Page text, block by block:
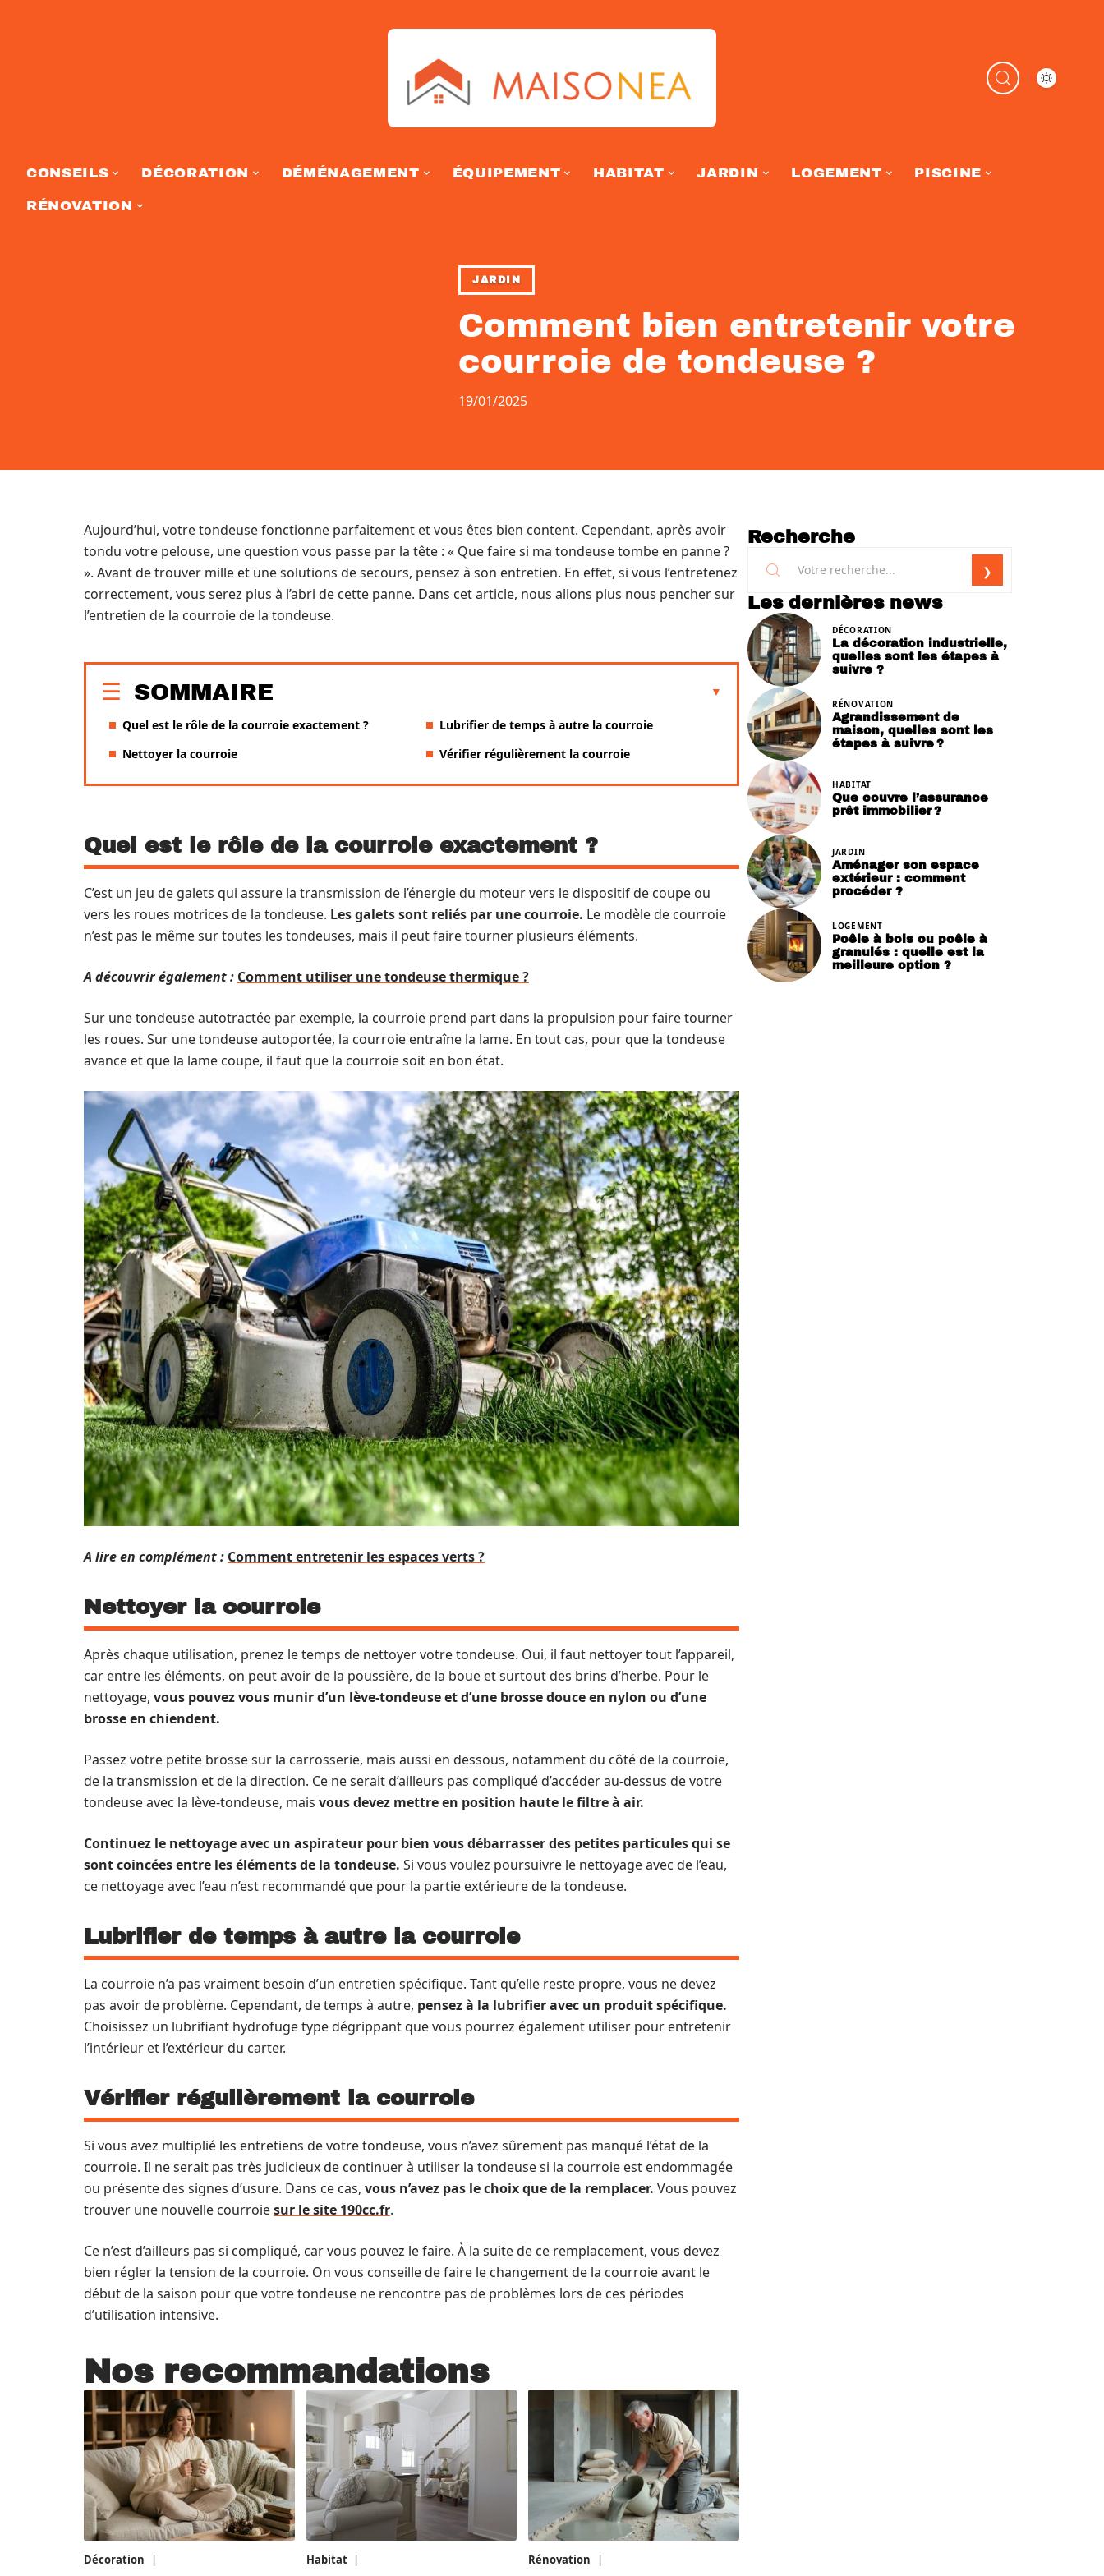
CONSEILS DÉCORATION DÉMÉNAGEMENT ÉQUIPEMENT HABITAT JARDIN LOGEMENT PISCINE
RÉNOVATION
JARDIN
Comment bien entretenir votre
courroie de tondeuse ?
19/01/2025
Aujourd’hui, votre tondeuse fonctionne parfaitement et vous êtes bien content. Cependant, après avoir
tondu votre pelouse, une question vous passe par la tête : « Que faire si ma tondeuse tombe en panne ?
». Avant de trouver mille et une solutions de secours, pensez à son entretien. En effet, si vous l’entretenez
correctement, vous serez plus à l’abri de cette panne. Dans cet article, nous allons plus nous pencher sur
l’entretien de la courroie de la tondeuse.
SOMMAIRE
Quel est le rôle de la courroie exactement ?
Nettoyer la courroie
Lubrifier de temps à autre la courroie
Vérifier régulièrement la courroie
Quel est le rôle de la courroie exactement ?
C’est un jeu de galets qui assure la transmission de l’énergie du moteur vers le dispositif de coupe ou
vers les roues motrices de la tondeuse. Les galets sont reliés par une courroie. Le modèle de courroie
n’est pas le même sur toutes les tondeuses, mais il peut faire tourner plusieurs éléments.
A découvrir également : Comment utiliser une tondeuse thermique ?
Sur une tondeuse autotractée par exemple, la courroie prend part dans la propulsion pour faire tourner
les roues. Sur une tondeuse autoportée, la courroie entraîne la lame. En tout cas, pour que la tondeuse
avance et que la lame coupe, il faut que la courroie soit en bon état.
A lire en complément : Comment entretenir les espaces verts ?
Nettoyer la courroie
Après chaque utilisation, prenez le temps de nettoyer votre tondeuse. Oui, il faut nettoyer tout l’appareil,
car entre les éléments, on peut avoir de la poussière, de la boue et surtout des brins d’herbe. Pour le
nettoyage, vous pouvez vous munir d’un lève-tondeuse et d’une brosse douce en nylon ou d’une
brosse en chiendent.
Passez votre petite brosse sur la carrosserie, mais aussi en dessous, notamment du côté de la courroie,
de la transmission et de la direction. Ce ne serait d’ailleurs pas compliqué d’accéder au-dessus de votre
tondeuse avec la lève-tondeuse, mais vous devez mettre en position haute le filtre à air.
Continuez le nettoyage avec un aspirateur pour bien vous débarrasser des petites particules qui se
sont coincées entre les éléments de la tondeuse. Si vous voulez poursuivre le nettoyage avec de l’eau,
ce nettoyage avec l’eau n’est recommandé que pour la partie extérieure de la tondeuse.
Lubrifier de temps à autre la courroie
La courroie n’a pas vraiment besoin d’un entretien spécifique. Tant qu’elle reste propre, vous ne devez
pas avoir de problème. Cependant, de temps à autre, pensez à la lubrifier avec un produit spécifique.
Choisissez un lubrifiant hydrofuge type dégrippant que vous pourrez également utiliser pour entretenir
l’intérieur et l’extérieur du carter.
Vérifier régulièrement la courroie
Si vous avez multiplié les entretiens de votre tondeuse, vous n’avez sûrement pas manqué l’état de la
courroie. Il ne serait pas très judicieux de continuer à utiliser la tondeuse si la courroie est endommagée
ou présente des signes d’usure. Dans ce cas, vous n’avez pas le choix que de la remplacer. Vous pouvez
trouver une nouvelle courroiesur le site 190cc.fr.
Ce n’est d’ailleurs pas si compliqué, car vous pouvez le faire. À la suite de ce remplacement, vous devez
bien régler la tension de la courroie. On vous conseille de faire le changement de la courroie avant le
début de la saison pour que votre tondeuse ne rencontre pas de problèmes lors de ces périodes
d’utilisation intensive.
Nos recommandations
Décoration Habitat Rénovation
Recherche
Les dernières news
DÉCORATION
La décoration industrielle,
quelles sont les étapes à
suivre ?
RÉNOVATION
Agrandissement de
maison, quelles sont les
étapes à suivre ?
HABITAT
Que couvre l’assurance
prêt immobilier ?
JARDIN
Aménager son espace
extérieur : comment
procéder ?
LOGEMENT
Poêle à bois ou poêle à
granulés : quelle est la
meilleure option ?